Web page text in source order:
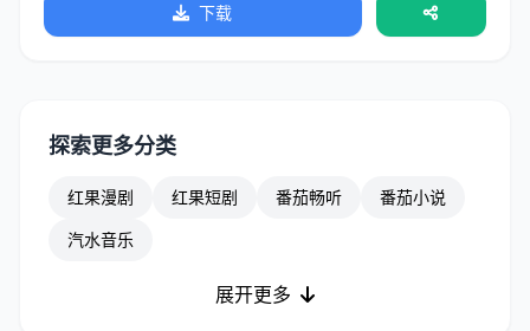
下载
探索更多分类
红果漫剧 红果短剧 番茄畅听
番茄小说
汽水音乐
展开更多